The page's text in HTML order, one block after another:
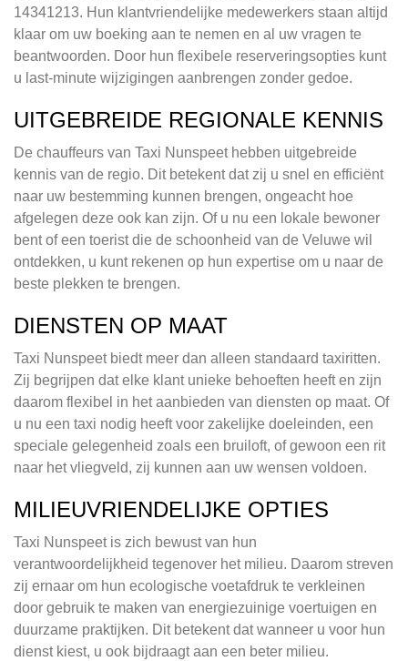
14341213. Hun klantvriendelijke medewerkers staan altijd
klaar om uw boeking aan te nemen en al uw vragen te
beantwoorden. Door hun flexibele reserveringsopties kunt
u last-minute wijzigingen aanbrengen zonder gedoe.
UITGEBREIDE REGIONALE KENNIS
De chauffeurs van Taxi Nunspeet hebben uitgebreide
kennis van de regio. Dit betekent dat zij u snel en efficiënt
naar uw bestemming kunnen brengen, ongeacht hoe
afgelegen deze ook kan zijn. Of u nu een lokale bewoner
bent of een toerist die de schoonheid van de Veluwe wil
ontdekken, u kunt rekenen op hun expertise om u naar de
beste plekken te brengen.
DIENSTEN OP MAAT
Taxi Nunspeet biedt meer dan alleen standaard taxiritten.
Zij begrijpen dat elke klant unieke behoeften heeft en zijn
daarom flexibel in het aanbieden van diensten op maat. Of
u nu een taxi nodig heeft voor zakelijke doeleinden, een
speciale gelegenheid zoals een bruiloft, of gewoon een rit
naar het vliegveld, zij kunnen aan uw wensen voldoen.
MILIEUVRIENDELIJKE OPTIES
Taxi Nunspeet is zich bewust van hun
verantwoordelijkheid tegenover het milieu. Daarom streven
zij ernaar om hun ecologische voetafdruk te verkleinen
door gebruik te maken van energiezuinige voertuigen en
duurzame praktijken. Dit betekent dat wanneer u voor hun
dienst kiest, u ook bijdraagt aan een beter milieu.